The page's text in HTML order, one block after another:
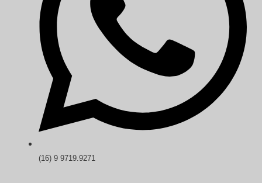
(16) 9 9719.9271